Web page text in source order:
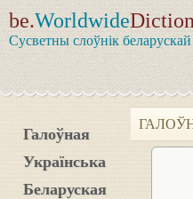
be.Worldwide
Сусветны слоўнік
Галоўная
Українська
Беларуская